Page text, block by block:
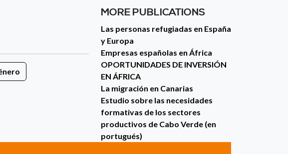
MORE PUBLICATIONS
Las personas refugiadas en España
y Europa
Empresas españolas en África
OPORTUNIDADES DE INVERSIÓN
EN ÁFRICA
La migración en Canarias
Estudio sobre las necesidades
formativas de los sectores
productivos de Cabo Verde (en
portugués)